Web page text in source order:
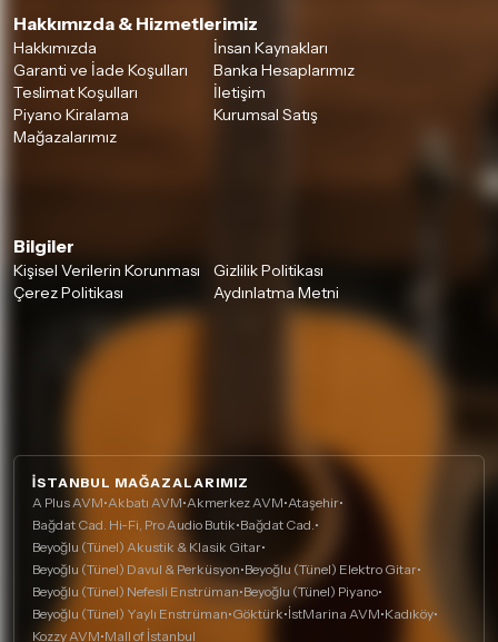
Hakkımızda & Hizmetlerimiz
Hakkımızda
İnsan Kaynakları
Garanti ve İade Koşulları
Banka Hesaplarımız
Teslimat Koşulları
İletişim
Piyano Kiralama
Kurumsal Satış
Mağazalarımız
Bilgiler
Kişisel Verilerin Korunması
Gizlilik Politikası
Çerez Politikası
Aydınlatma Metni
İSTANBUL MAĞAZALARIMIZ
A Plus AVM•Akbatı AVM•Akmerkez AVM•Ataşehir•
Bağdat Cad. Hi-Fi, Pro Audio Butik•Bağdat Cad.•
Beyoğlu (Tünel) Akustik & Klasik Gitar•
Beyoğlu (Tünel) Davul & Perküsyon•Beyoğlu (Tünel) Elektro Gitar•
Beyoğlu (Tünel) Nefesli Enstrüman•Beyoğlu (Tünel) Piyano•
Beyoğlu (Tünel) Yaylı Enstrüman•Göktürk•İstMarina AVM•Kadıköy•
Kozzy AVM•Mall of İstanbul